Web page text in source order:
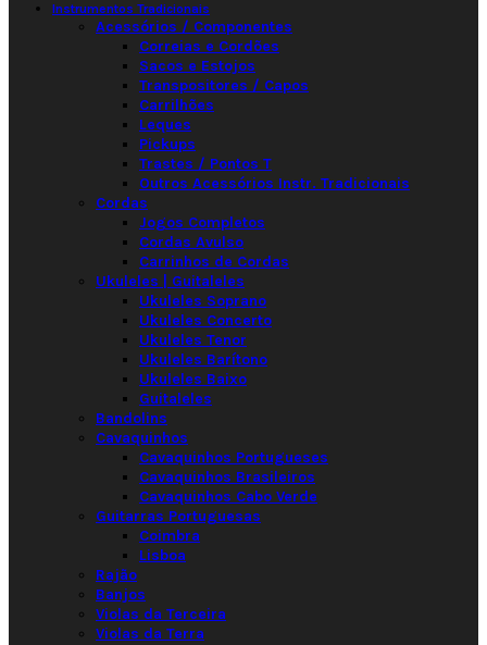
Instrumentos Tradicionais
Acessórios / Componentes
Correias e Cordões
Sacos e Estojos
Transpositores / Capos
Carrilhões
Leques
Pickups
Trastes / Pontos T
Outros Acessórios Instr. Tradicionais
Cordas
Jogos Completos
Cordas Avulso
Carrinhos de Cordas
Ukuleles | Guitaleles
Ukuleles Soprano
Ukuleles Concerto
Ukuleles Tenor
Ukuleles Barítono
Ukuleles Baixo
Guitaleles
Bandolins
Cavaquinhos
Cavaquinhos Portugueses
Cavaquinhos Brasileiros
Cavaquinhos Cabo Verde
Guitarras Portuguesas
Coimbra
Lisboa
Rajão
Banjos
Violas da Terceira
Violas da Terra